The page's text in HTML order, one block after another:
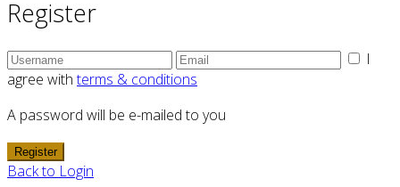
Register
I
agree withterms & conditions
A password will be e-mailed to you
Register
Back to Login